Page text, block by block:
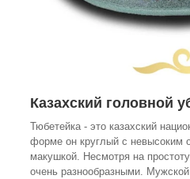
Казахский головной
Тюбетейка - это казахский
форме он круглый с невысоким
макушкой. Несмотря на
очень разнообразными.